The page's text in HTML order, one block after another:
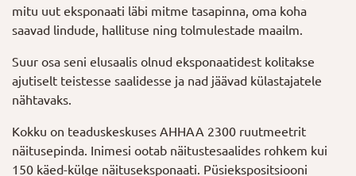
mitu uut eksponaati läbi mitme tasapinna, oma koha
saavad lindude, hallituse ning tolmulestade maailm.
Suur osa seni elusaalis olnud eksponaatidest kolitakse
ajutiselt teistesse saalidesse ja nad jäävad külastajatele
nähtavaks.
Kokku on teaduskeskuses AHHAA 2300 ruutmeetrit
näitusepinda. Inimesi ootab näitustesaalides rohkem kui
150 käed-külge näituseksponaati. Püsiekspositsiooni